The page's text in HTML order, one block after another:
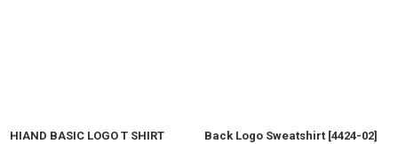
HIAND BASIC LOGO T SHIRT Back Logo Sweatshirt [4424-02]